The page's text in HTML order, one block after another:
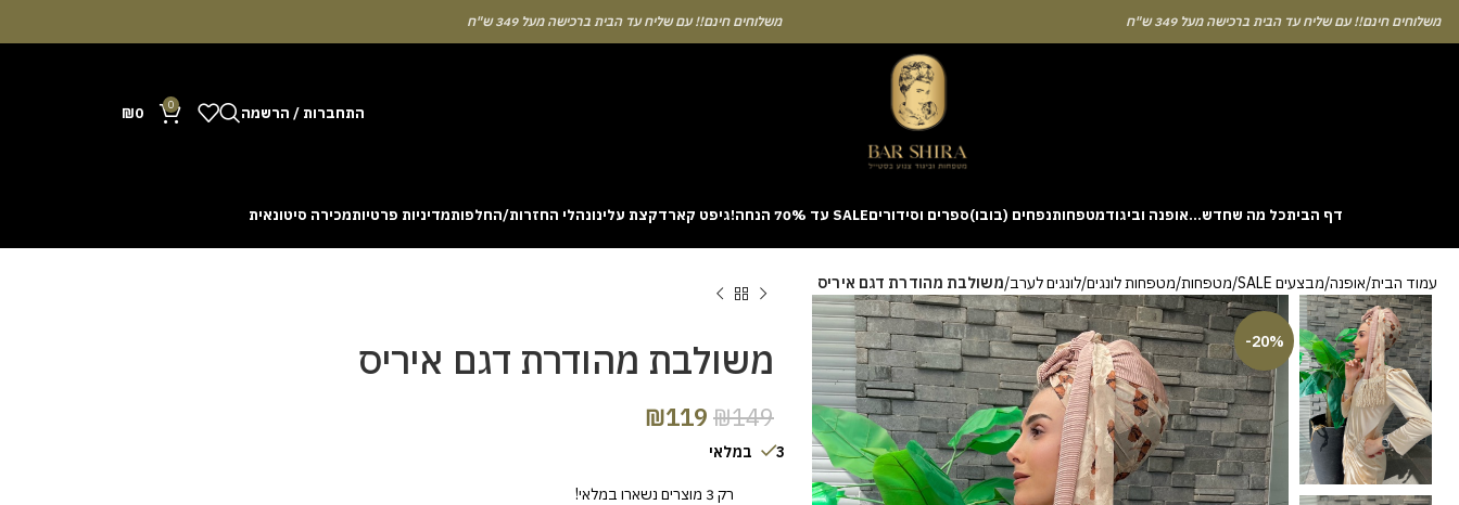
חינם!! עם שליח עד הבית ברכישה מעל 349 ש"ח משלוחים חינם!! עם שליח עד הבית ברכישה מעל 349 ש"ח
התחברות / הרשמה 0
₪0
דף הביתכל מה שחדש…אופנה וביגודמטפחותנפחים (בובו)ספרים וסידוריםSALE עד 70% הנחה! גיפט קארדקצת עלינונהלי החזרות/החלפותמדיניות פרטיותמכירה סיטונאית
cash out before a rising multiplier disappears from view. Learning the rhythm can take a few attempts. A helpful way to begin without risk is to use the Aviator demo mode and familiarise yourself
with the interface. Some enthusiasts share tactics on sites like [aviatordreamliner.com] where they discuss the statistical probability of long sessions. Reading these guides often reveals how the
provably fair system guarantees genuine randomness for every single bet you decide to place.
עמוד הבית אופנה מבצעים SALE מטפחות מטפחות לונגים לונגים לערב משולבת מהודרת דגם איריס
-20% משולבת מהודרת דגם איריס
₪149
₪119
3 במלאי
רק 3 מוצרים נשארו במלאי!